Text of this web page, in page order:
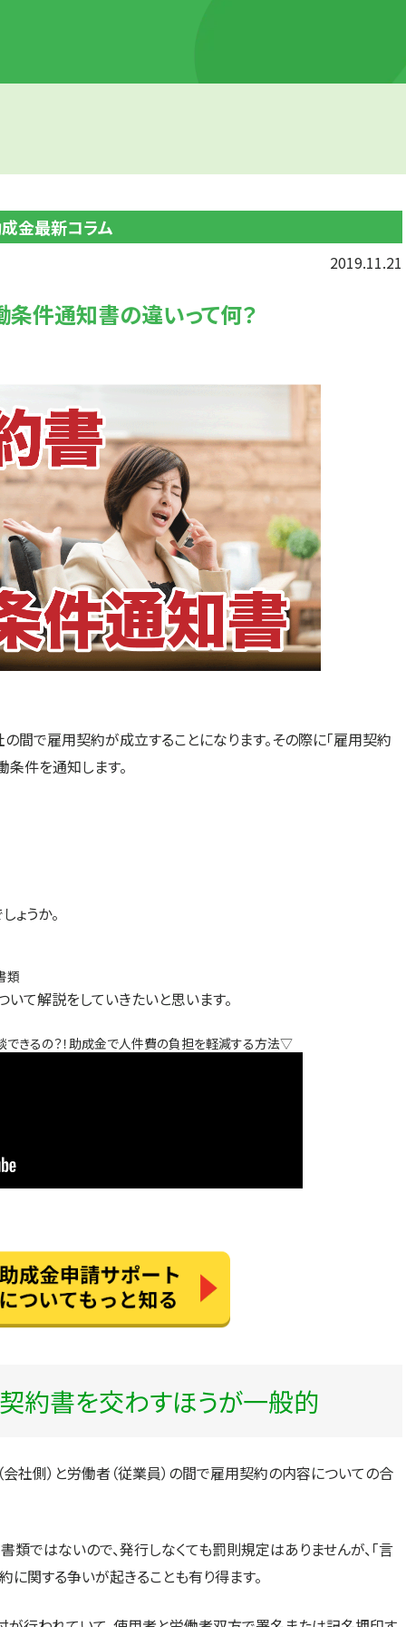
金最新コラム
2019.11.21
件通知書の違いって何？
間で雇用契約が成立することになります。その際に「雇用契約
条件を通知します。
うか。
類
て解説をしていきたいと思います。
きるの？！助成金で人件費の負担を軽減する方法▽
約書を交わすほうが一般的
社側）と労働者（従業員）の間で雇用契約の内容についての合
ではないので、発行しなくても罰則規定はありませんが、「言
に関する争いが起きることも有り得ます。